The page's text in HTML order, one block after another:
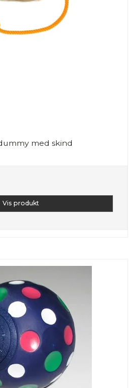
med skind
Vis produkt